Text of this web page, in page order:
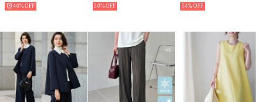
40% 30% 54%